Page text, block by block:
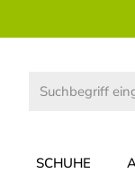
SCHUHE